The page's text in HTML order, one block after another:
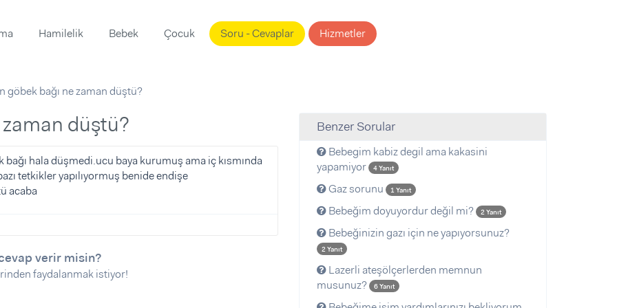
Hamilelik Bebek Çocuk Soru - Cevaplar Hizmetler
göbek bağı ne zaman düştü?
zaman düştü?
hala düşmedi.ucu baya kurumuş ama iç kısmında
tetkikler yapılıyormuş benide endişe
acaba
verir misin?
faydalanmak istiyor!
Benzer Sorular
Bebegim kabiz degil ama kakasini
yapamiyor
4 Yanıt
Gaz sorunu 1 Yanıt
Bebeğim doyuyordur değil mi? 2 Yanıt
Bebeğinizin gazı için ne yapıyorsunuz?
2 Yanıt
Lazerli ateşölçerlerden memnun
musunuz?
6 Yanıt